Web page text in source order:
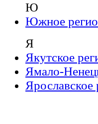
Ю
Южное
Я
Якутское
Ямало-
Ярославское